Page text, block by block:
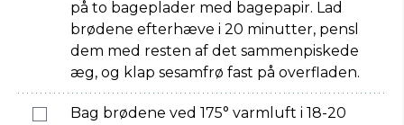
på to bageplader med bagepapir. Lad
brødene efterhæve i 20 minutter, pensl
dem med resten af det sammenpiskede
æg, og klap sesamfrø fast på overfladen.
Bag brødene ved 175° varmluft i 18-20